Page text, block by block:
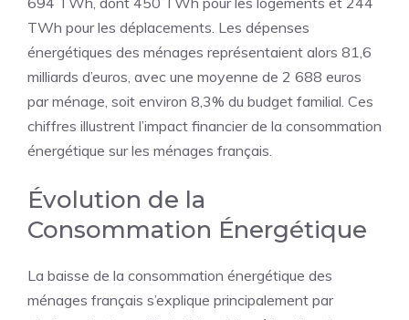
TWh pour les déplacements. Les dépenses
énergétiques des ménages représentaient alors 81,6
milliards d’euros, avec une moyenne de 2 688 euros
par ménage, soit environ 8,3% du budget familial. Ces
chiffres illustrent l’impact financier de la consommation
énergétique sur les ménages français.
Évolution de la
Consommation Énergétique
La baisse de la consommation énergétique des
ménages français s’explique principalement par